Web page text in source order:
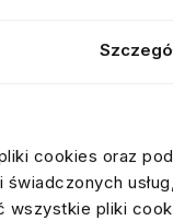
cookies oraz
pliki